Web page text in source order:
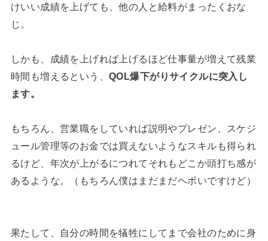
けいい成績を上げても、他の人と給料がまったくおな
じ。
しかも、成績を上げれば上げるほど仕事量が増えて残業
時間も増えるという、QOL爆下がりサイクルに突入し
ます。
もちろん、営業職をしていれば説明やプレゼン、スケジ
ュール管理等のお金では買えないようなスキルも得られ
るけど、年次が上がるにつれてそれもどこか頭打ち感が
あるような。（もちろん僕はまだまだヘボいですけど）
果たして、自分の時間を犠牲にしてまで会社のために身